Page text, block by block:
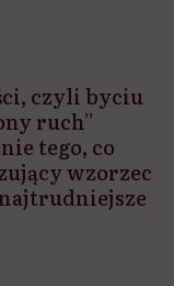
czyli byciu
ruch”
tego, co
wzorzec